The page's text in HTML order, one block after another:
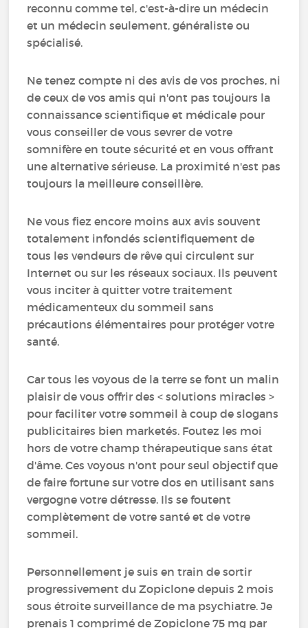
reconnu comme tel, c'est-à-dire un médecin
et un médecin seulement, généraliste ou
spécialisé.
Ne tenez compte ni des avis de vos proches, ni
de ceux de vos amis qui n'ont pas toujours la
connaissance scientifique et médicale pour
vous conseiller de vous sevrer de votre
somnifère en toute sécurité et en vous offrant
une alternative sérieuse. La proximité n'est pas
toujours la meilleure conseillère.
Ne vous fiez encore moins aux avis souvent
totalement infondés scientifiquement de
tous les vendeurs de rêve qui circulent sur
Internet ou sur les réseaux sociaux. Ils peuvent
vous inciter à quitter votre traitement
médicamenteux du sommeil sans
précautions élémentaires pour protéger votre
santé.
Car tous les voyous de la terre se font un malin
plaisir de vous offrir des < solutions miracles >
pour faciliter votre sommeil à coup de slogans
publicitaires bien marketés. Foutez les moi
hors de votre champ thérapeutique sans état
d'âme. Ces voyous n'ont pour seul objectif que
de faire fortune sur votre dos en utilisant sans
vergogne votre détresse. Ils se foutent
complètement de votre santé et de votre
sommeil.
Personnellement je suis en train de sortir
progressivement du Zopiclone depuis 2 mois
sous étroite surveillance de ma psychiatre. Je
prenais 1 comprimé de Zopiclone 75 mg par